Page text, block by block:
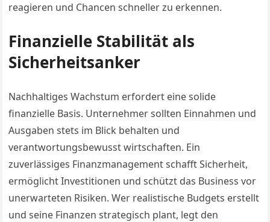
reagieren und Chancen schneller zu erkennen.
Finanzielle Stabilität als
Sicherheitsanker
Nachhaltiges Wachstum erfordert eine solide
finanzielle Basis. Unternehmer sollten Einnahmen und
Ausgaben stets im Blick behalten und
verantwortungsbewusst wirtschaften. Ein
zuverlässiges Finanzmanagement schafft Sicherheit,
ermöglicht Investitionen und schützt das Business vor
unerwarteten Risiken. Wer realistische Budgets erstellt
und seine Finanzen strategisch plant, legt den